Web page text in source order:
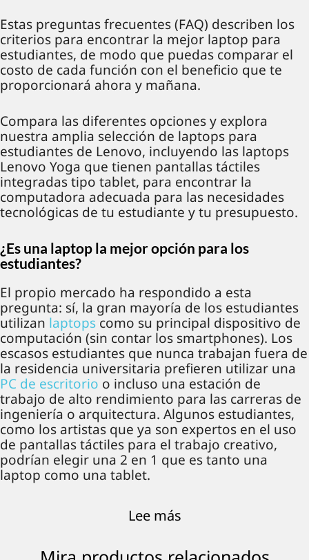
Estas preguntas frecuentes (FAQ) describen los
criterios para encontrar la mejor laptop para
estudiantes, de modo que puedas comparar el
costo de cada función con el beneficio que te
proporcionará ahora y mañana.
Compara las diferentes opciones y explora
nuestra amplia selección de laptops para
estudiantes de Lenovo, incluyendo las laptops
Lenovo Yoga que tienen pantallas táctiles
integradas tipo tablet, para encontrar la
computadora adecuada para las necesidades
tecnológicas de tu estudiante y tu presupuesto.
¿Es una laptop la mejor opción para los
estudiantes?
El propio mercado ha respondido a esta
pregunta: sí, la gran mayoría de los estudiantes
utilizan laptops como su principal dispositivo de
computación (sin contar los smartphones). Los
escasos estudiantes que nunca trabajan fuera de
la residencia universitaria prefieren utilizar una
PC de escritorio o incluso una estación de
trabajo de alto rendimiento para las carreras de
ingeniería o arquitectura. Algunos estudiantes,
como los artistas que ya son expertos en el uso
de pantallas táctiles para el trabajo creativo,
podrían elegir una 2 en 1 que es tanto una
laptop como una tablet.
La portabilidad de una laptop la hace ideal para
todo, desde tomar notas en el aula hasta realizar
Lee más